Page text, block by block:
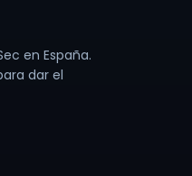
en España.
dar el